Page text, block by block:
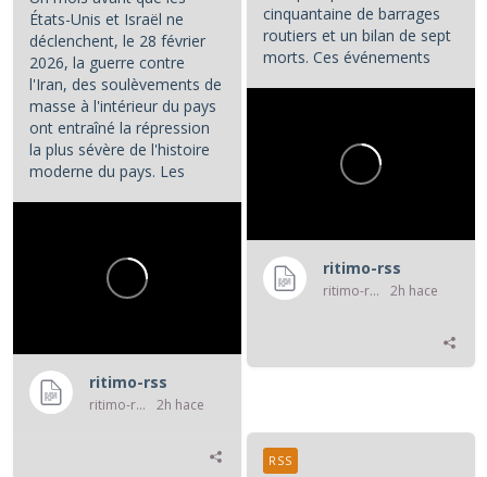
cinquantaine de barrages
routiers et un bilan de sept
morts. Ces événements
ritimo-rss
ritimo-rss 2h hace
États-Unis et Israël ne
déclenchent, le 28 février
2026, la guerre contre
l'Iran, des soulèvements de
masse à l'intérieur du pays
ont entraîné la répression
la plus sévère de l'histoire
moderne du pays. Les
ritimo-rss
ritimo-rss 2h hace
RSS